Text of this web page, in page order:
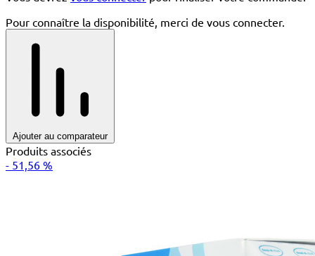
Pour connaître la disponibilité, merci de vous connecter.
Ajouter au comparateur
Produits associés
- 51,56 %